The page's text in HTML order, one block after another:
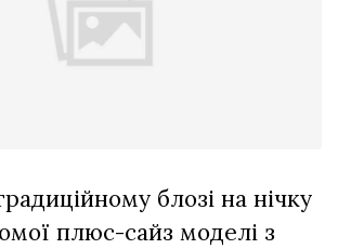
залишив у
блозі на нічку
плюс-сайз моделі з